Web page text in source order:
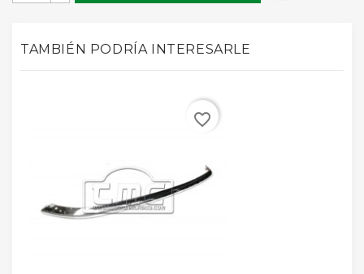
TAMBIÉN PODRÍA INTERESARLE
favorite_border